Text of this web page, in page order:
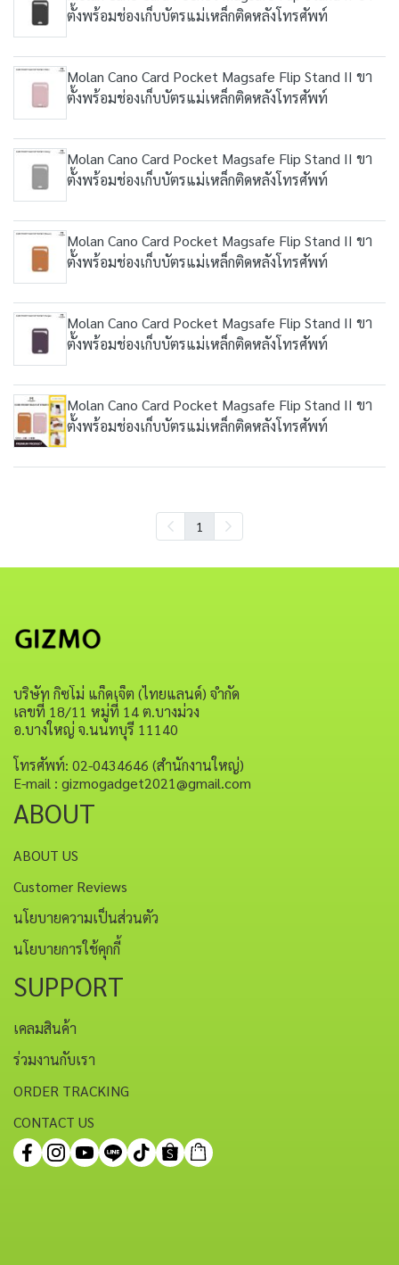
ตั้งพร้อมช่องเก็บบัตรแม่เหล็กติดหลังโทรศัพท์
Molan Cano Card Pocket Magsafe Flip Stand II ขา
ตั้งพร้อมช่องเก็บบัตรแม่เหล็กติดหลังโทรศัพท์
Molan Cano Card Pocket Magsafe Flip Stand II ขา
ตั้งพร้อมช่องเก็บบัตรแม่เหล็กติดหลังโทรศัพท์
Molan Cano Card Pocket Magsafe Flip Stand II ขา
ตั้งพร้อมช่องเก็บบัตรแม่เหล็กติดหลังโทรศัพท์
Molan Cano Card Pocket Magsafe Flip Stand II ขา
ตั้งพร้อมช่องเก็บบัตรแม่เหล็กติดหลังโทรศัพท์
Molan Cano Card Pocket Magsafe Flip Stand II ขา
ตั้งพร้อมช่องเก็บบัตรแม่เหล็กติดหลังโทรศัพท์
1
บริษัท กิซโม่ แก็ดเจ็ต (ไทยแลนด์) จำกัด
เลขที่ 18/11 หมู่ที่ 14 ต.บางม่วง
อ.บางใหญ่ จ.นนทบุรี 11140
โทรศัพท์: 02-0434646 (สำนักงานใหญ่)
E-mail : gizmogadget2021@gmail.com
ABOUT
ABOUT US
Customer Reviews
นโยบายความเป็นส่วนตัว
นโยบายการใช้คุกกี้
SUPPORT
เคลมสินค้า
ร่วมงานกับเรา
ORDER TRACKING
CONTACT US